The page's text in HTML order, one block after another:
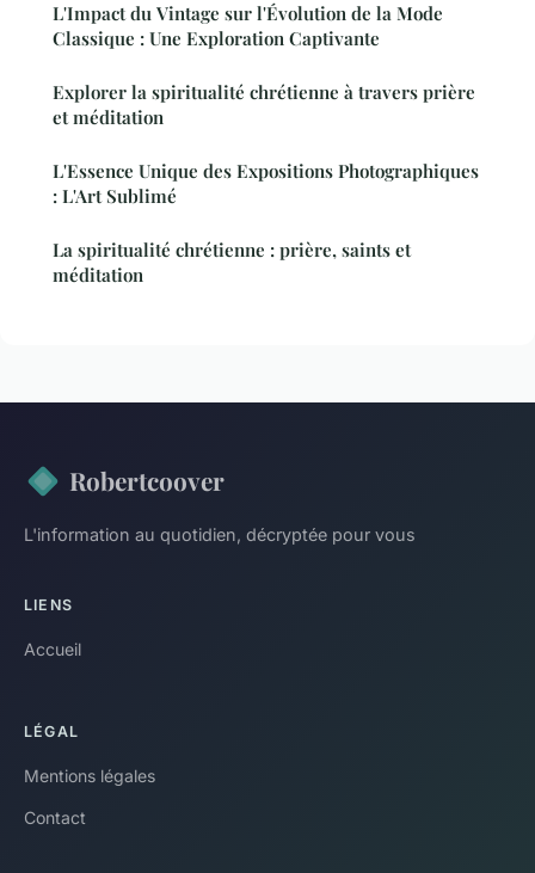
L'Impact du Vintage sur l'Évolution de la Mode
Classique : Une Exploration Captivante
Explorer la spiritualité chrétienne à travers prière
et méditation
L'Essence Unique des Expositions Photographiques
: L'Art Sublimé
La spiritualité chrétienne : prière, saints et
méditation
Robertcoover
L'information au quotidien, décryptée pour vous
LIENS
Accueil
LÉGAL
Mentions légales
Contact